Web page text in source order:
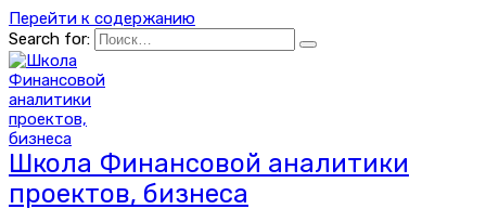
Перейти к содержанию
Search for:
Школа Финансовой аналитики
проектов, бизнеса